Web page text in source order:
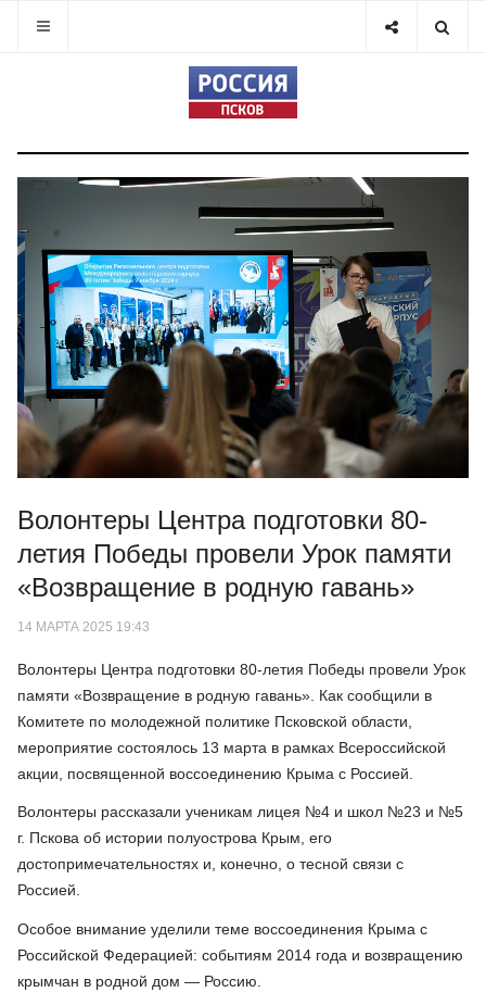
Волонтеры Центра подготовки 80-
летия Победы провели Урок памяти
«Возвращение в родную гавань»
14 МАРТА 2025 19:43
Волонтеры Центра подготовки 80-летия Победы провели Урок
памяти «Возвращение в родную гавань». Как сообщили в
Комитете по молодежной политике Псковской области,
мероприятие состоялось 13 марта в рамках Всероссийской
акции, посвященной воссоединению Крыма с Россией.
Волонтеры рассказали ученикам лицея №4 и школ №23 и №5
г. Пскова об истории полуострова Крым, его
достопримечательностях и, конечно, о тесной связи с
Россией.
Особое внимание уделили теме воссоединения Крыма с
Российской Федерацией: событиям 2014 года и возвращению
крымчан в родной дом — Россию.